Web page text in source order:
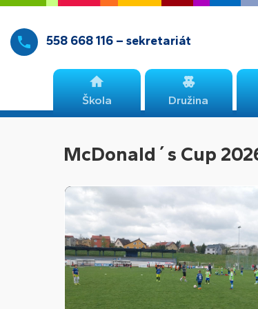
558 668 116 – sekretariát
Škola Družina
McDonald´s Cup